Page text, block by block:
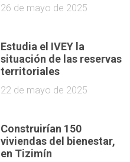
26 de mayo de 2025
Estudia el IVEY la
situación de las reservas
territoriales
22 de mayo de 2025
Construirían 150
viviendas del bienestar,
en Tizimín